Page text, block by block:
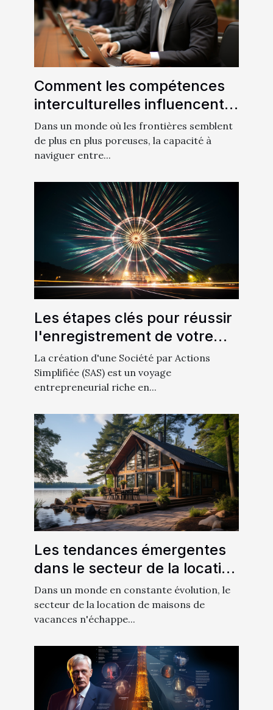
Comment les compétences
interculturelles influencent-
elles le succès dans les
métiers itinérants ?
Dans un monde où les frontières semblent
de plus en plus poreuses, la capacité à
naviguer entre...
Les étapes clés pour réussir
l'enregistrement de votre
SAS auprès des organismes
compétents
La création d'une Société par Actions
Simplifiée (SAS) est un voyage
entrepreneurial riche en...
Les tendances émergentes
dans le secteur de la location
de maisons de vacances en
2021
Dans un monde en constante évolution, le
secteur de la location de maisons de
vacances n'échappe...